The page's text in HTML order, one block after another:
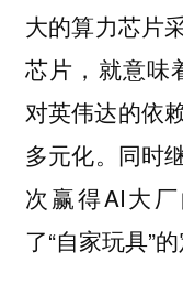
大的算力芯片
芯片，就意味
对英伟达的依
多元化。同时
次赢得AI大
了“自家玩具”的